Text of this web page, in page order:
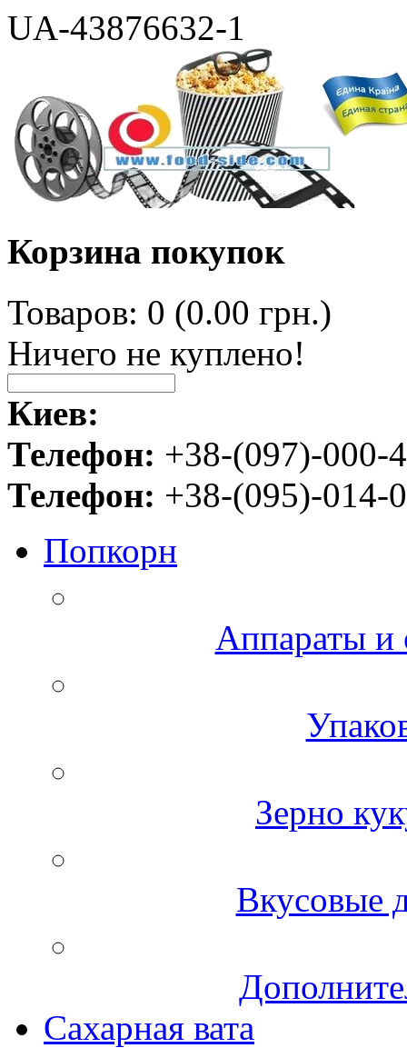
UA-43876632-1
Корзина покупок
Товаров: 0 (0.00 грн.)
Ничего не куплено!
Киев:
Телефон: +38-(097)-000-
Телефон: +38-(095)-014-
Попкорн
Аппараты и
Зерно
Вкусовые
Сахарная вата